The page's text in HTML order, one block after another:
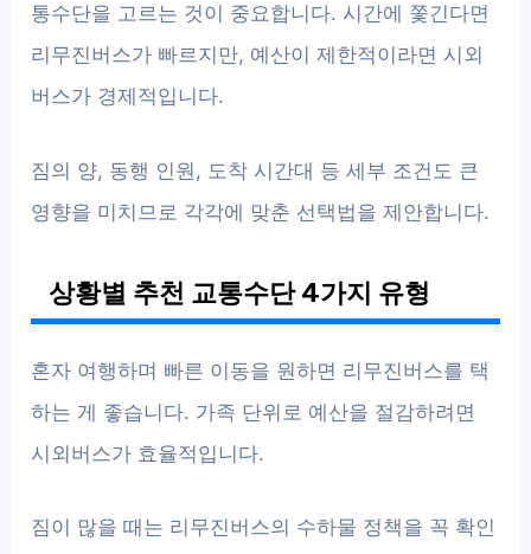
통수단을 고르는 것이 중요합니다. 시간에 쫓긴다면
리무진버스가 빠르지만, 예산이 제한적이라면 시외
버스가 경제적입니다.
짐의 양, 동행 인원, 도착 시간대 등 세부 조건도 큰
영향을 미치므로 각각에 맞춘 선택법을 제안합니다.
상황별 추천 교통수단 4가지 유형
혼자 여행하며 빠른 이동을 원하면 리무진버스를 택
하는 게 좋습니다. 가족 단위로 예산을 절감하려면
시외버스가 효율적입니다.
짐이 많을 때는 리무진버스의 수하물 정책을 꼭 확인